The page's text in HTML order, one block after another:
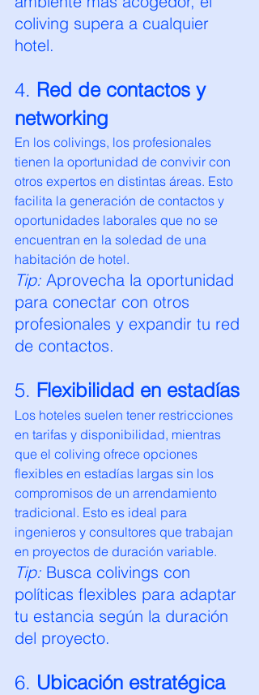
coliving supera a cualquier
hotel.
4. Red de contactos y
networking
En los colivings, los profesionales
tienen la oportunidad de convivir con
otros expertos en distintas áreas. Esto
facilita la generación de contactos y
oportunidades laborales que no se
encuentran en la soledad de una
habitación de hotel.
Tip: Aprovecha la oportunidad
para conectar con otros
profesionales y expandir tu red
de contactos.
5. Flexibilidad en estadías
Los hoteles suelen tener restricciones
en tarifas y disponibilidad, mientras
que el coliving ofrece opciones
flexibles en estadías largas sin los
compromisos de un arrendamiento
tradicional. Esto es ideal para
ingenieros y consultores que trabajan
en proyectos de duración variable.
Tip: Busca colivings con
políticas flexibles para adaptar
tu estancia según la duración
del proyecto.
6. Ubicación estratégica